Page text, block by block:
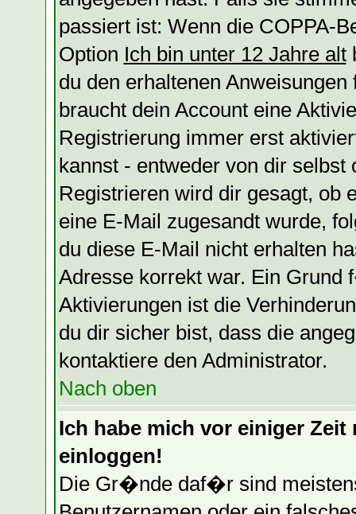
passiert ist: Wenn die COPPA-
Option Ich bin unter 12 Jahre alt
du den erhaltenen
braucht dein Account eine
Registrierung immer erst
kannst - entweder von dir
Registrieren wird dir gesagt,
eine E-Mail zugesandt wurde,
du diese E-Mail nicht erhalten
Adresse korrekt war. Ein
Aktivierungen ist die
du dir sicher bist, dass die
kontaktiere den Administrator.
Nach oben
Ich habe mich vor einiger
einloggen!
Die Gr�nde daf�r sind